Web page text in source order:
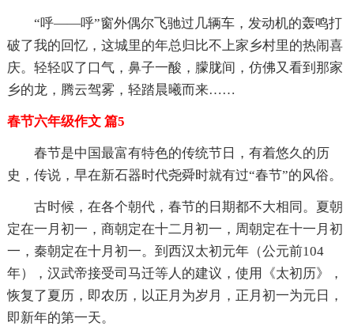
“呼——呼”窗外偶尔飞驰过几辆车，发动机的轰鸣打
破了我的回忆，这城里的年总归比不上家乡村里的热闹喜
庆。轻轻叹了口气，鼻子一酸，朦胧间，仿佛又看到那家
乡的龙，腾云驾雾，轻踏晨曦而来……
春节六年级作文 篇5
春节是中国最富有特色的传统节日，有着悠久的历
史，传说，早在新石器时代尧舜时就有过“春节”的风俗。
古时候，在各个朝代，春节的日期都不大相同。夏朝
定在一月初一，商朝定在十二月初一，周朝定在十一月初
一，秦朝定在十月初一。到西汉太初元年（公元前104
年），汉武帝接受司马迁等人的建议，使用《太初历》，
恢复了夏历，即农历，以正月为岁月，正月初一为元日，
即新年的第一天。